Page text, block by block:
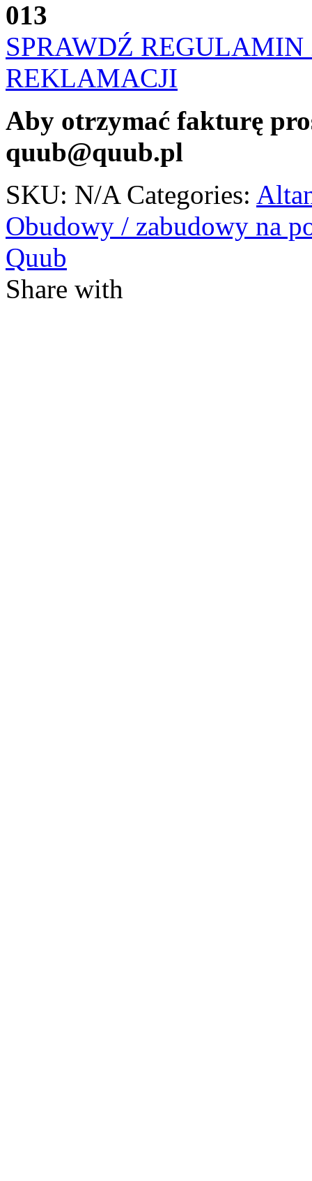
013
SPRAWDŹ
REKLAMACJI
Aby otrzymać fakturę
quub@quub.pl
SKU: N/A Categories:
Obudowy / zabudowy na
Quub
Share with